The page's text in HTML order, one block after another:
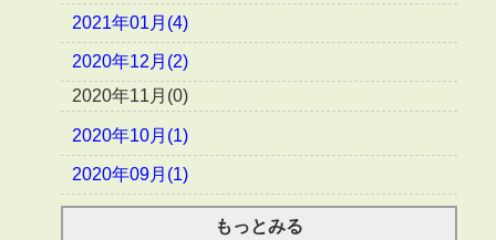
2021年01月(4)
2020年12月(2)
2020年11月(0)
2020年10月(1)
2020年09月(1)
もっとみる